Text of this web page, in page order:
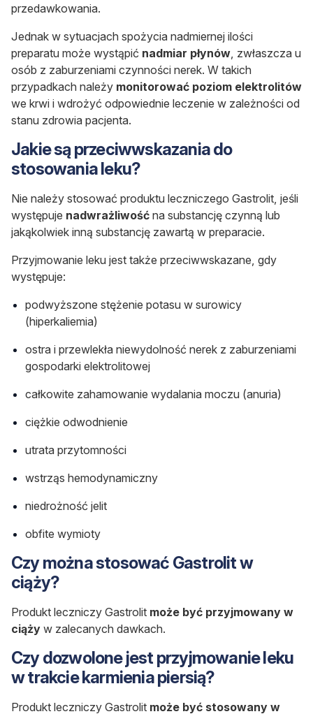
przedawkowania.
Jednak w sytuacjach spożycia nadmiernej ilości
preparatu może wystąpić nadmiar płynów , zwłaszcza u
osób z zaburzeniami czynności nerek. W takich
przypadkach należy monitorować poziom elektrolitów
we krwi i wdrożyć odpowiednie leczenie w zależności od
stanu zdrowia pacjenta.
Jakie są przeciwwskazania do
stosowania leku?
Nie należy stosować produktu leczniczego Gastrolit, jeśli
występuje nadwrażliwość na substancję czynną lub
jakąkolwiek inną substancję zawartą w preparacie.
Przyjmowanie leku jest także przeciwwskazane, gdy
występuje:
podwyższone stężenie potasu w surowicy
(hiperkaliemia)
ostra i przewlekła niewydolność nerek z zaburzeniami
gospodarki elektrolitowej
całkowite zahamowanie wydalania moczu (anuria)
ciężkie odwodnienie
utrata przytomności
wstrząs hemodynamiczny
niedrożność jelit
obfite wymioty
Czy można stosować Gastrolit w
ciąży?
Produkt leczniczy Gastrolit może być przyjmowany w
ciąży w zalecanych dawkach.
Czy dozwolone jest przyjmowanie leku
w trakcie karmienia piersią?
Produkt leczniczy Gastrolit może być stosowany w